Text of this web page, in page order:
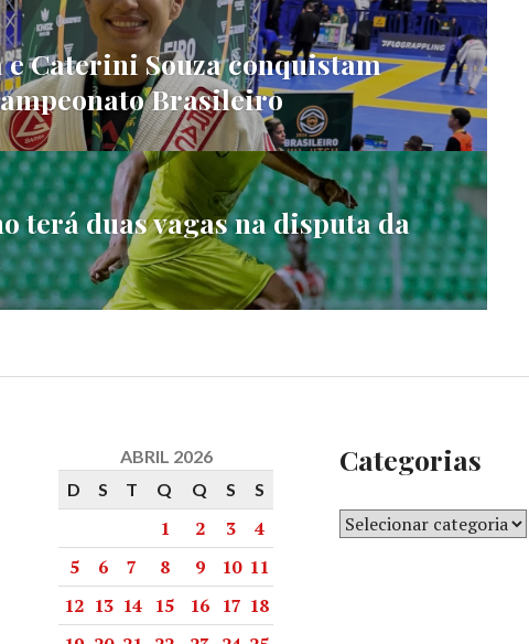
Caterini Souza conquistam
Brasileiro
terá duas vagas na disputa da
ABRIL 2026
D
S T Q Q S S
1 2 3
4
5
6 7 8 9 10 11
12 13 14 15 16 17 18
Categorias